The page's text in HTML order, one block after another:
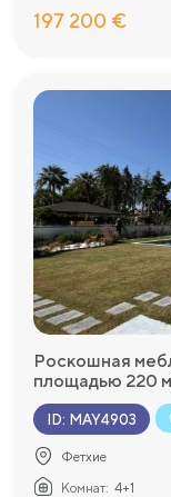
197 200 €
Роскошная
площадью 220
ID: MAY4903
Фетхие
Комнат: 4+1